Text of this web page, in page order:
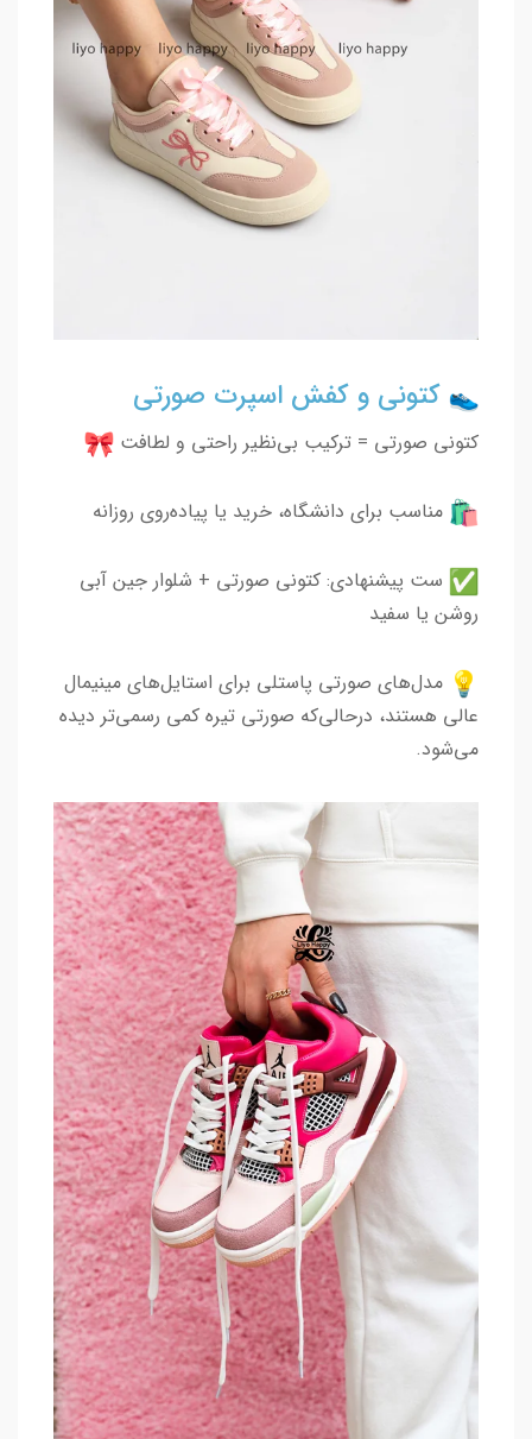
کتونی و کفش اسپرت صورتی
کتونی صورتی = ترکیب بی‌نظیر راحتی و لطافت
مناسب برای دانشگاه، خرید یا پیاده‌روی روزانه
ست پیشنهادی: کتونی صورتی + شلوار جین آبی
روشن یا سفید
مدل‌های صورتی پاستلی برای استایل‌های مینیمال
عالی هستند، درحالی‌که صورتی تیره کمی رسمی‌تر دیده
می‌شود.